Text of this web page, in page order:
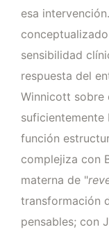
esa
sensibilidad
respuesta del
Winnicott sobre
suficientemente
función
complejiza con
materna de "
transformación
pensables; con